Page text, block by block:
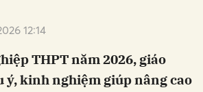
12:14
THPT năm 2026, giáo
ý, kinh nghiệm giúp nâng cao
Hủy Gửi